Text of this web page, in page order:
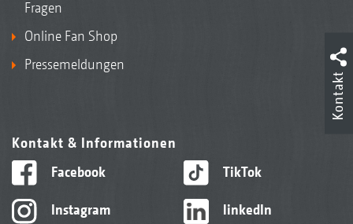
Fragen
Online Fan Shop
Pressemeldungen
Kontakt & Informationen
Facebook
Instagram
TikTok
linkedIn
Kontakt